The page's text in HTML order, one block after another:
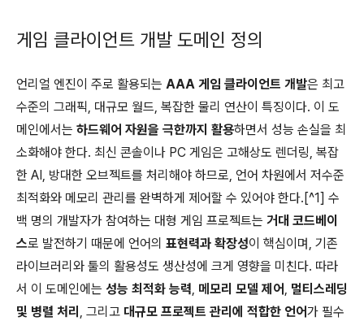
게임 클라이언트 개발 도메인 정의
언리얼 엔진이 주로 활용되는 AAA 게임 클라이언트 개발은 최고
수준의 그래픽, 대규모 월드, 복잡한 물리 연산이 특징이다. 이 도
메인에서는 하드웨어 자원을 극한까지 활용하면서 성능 손실을 최
소화해야 한다. 최신 콘솔이나 PC 게임은 고해상도 렌더링, 복잡
한 AI, 방대한 오브젝트를 처리해야 하므로, 언어 차원에서 저수준
최적화와 메모리 관리를 완벽하게 제어할 수 있어야 한다.[^1] 수
백 명의 개발자가 참여하는 대형 게임 프로젝트는 거대 코드베이
스로 발전하기 때문에 언어의 표현력과 확장성이 핵심이며, 기존
라이브러리와 툴의 활용성도 생산성에 크게 영향을 미친다. 따라
서 이 도메인에는 성능 최적화 능력, 메모리 모델 제어 , 멀티스레딩
및 병렬 처리 , 그리고 대규모 프로젝트 관리에 적합한 언어가 필수